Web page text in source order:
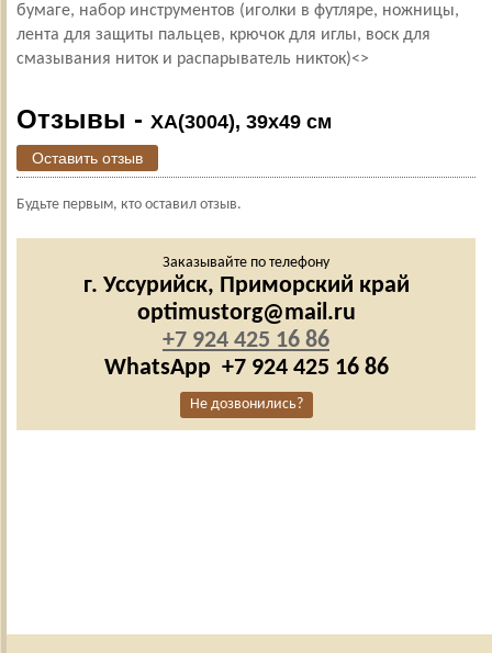
бумаге, набор инструментов (иголки в футляре, ножницы,
лента для защиты пальцев, крючок для иглы, воск для
смазывания ниток и распарыватель никток)<>
Отзывы - XA(3004), 39х49 см
Оставить отзыв
Будьте первым, кто оставил отзыв.
Заказывайте по телефону
г. Уссурийск, Приморский край
optimustorg@mail.ru
+7 924 425 16 86
WhatsApp +7 924 425 16 86
Не дозвонились?